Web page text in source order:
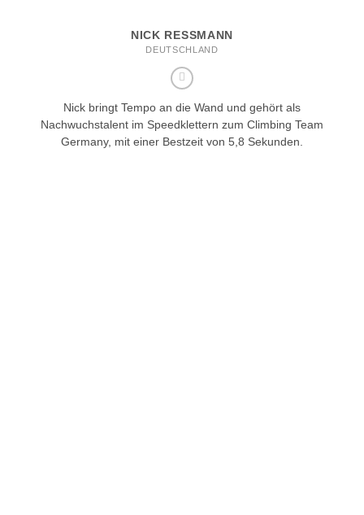
NICK RESSMANN
DEUTSCHLAND
Nick bringt Tempo an die Wand und gehört als
Nachwuchstalent im Speedklettern zum Climbing Team
Germany, mit einer Bestzeit von 5,8 Sekunden.